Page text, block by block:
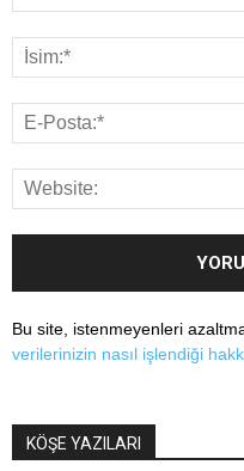
Bu site, istenmeyenleri
verilerinizin nasıl işlendiği
KÖŞE YAZILARI